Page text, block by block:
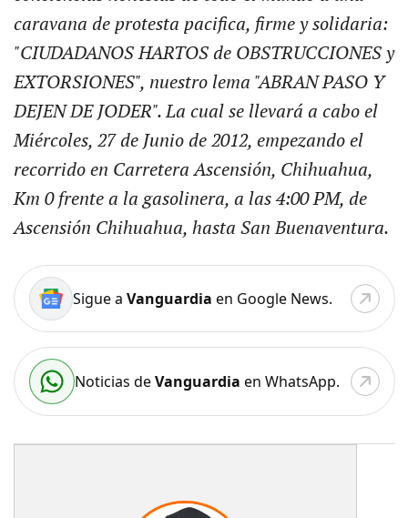
caravana de protesta pacifica, firme y solidaria:
"CIUDADANOS HARTOS de OBSTRUCCIONES y
EXTORSIONES", nuestro lema "ABRAN PASO Y
DEJEN DE JODER". La cual se llevará a cabo el
Miércoles, 27 de Junio de 2012, empezando el
recorrido en Carretera Ascensión, Chihuahua,
Km 0 frente a la gasolinera, a las 4:00 PM, de
Ascensión Chihuahua, hasta San Buenaventura.
Sigue a Vanguardia en Google News.
Noticias deVanguardia en WhatsApp.